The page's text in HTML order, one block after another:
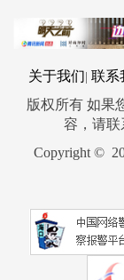
关于我们| 联系
版权所有 如果
容，请联
Copyright ©